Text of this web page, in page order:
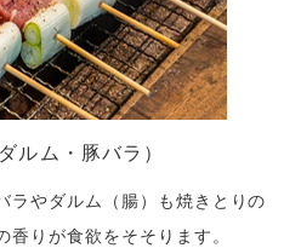
ルム・豚バラ）
ラやダルム（腸）も焼きとりの
りが食欲をそそります。